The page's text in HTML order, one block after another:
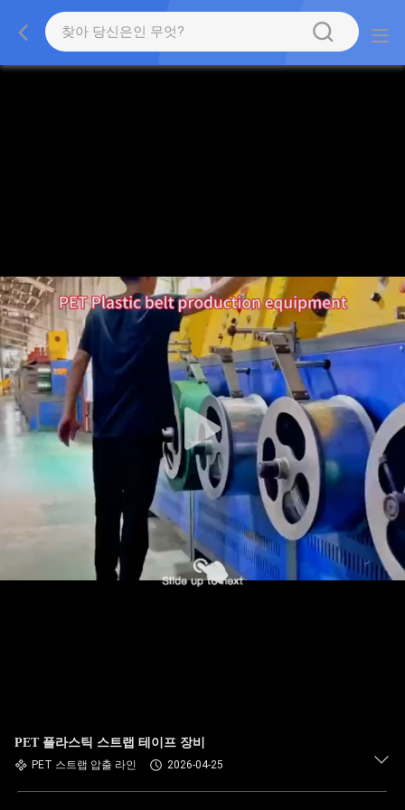
PET 플라스틱 스트랩 테이프 장비
PET 스트랩 압출 라인 2026-04-25